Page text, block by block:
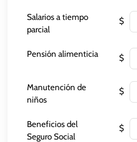
Salarios a tiempo
parcial
$
Pensión alimenticia $
Manutención de
niños
$
Beneficios del
Seguro Social
$